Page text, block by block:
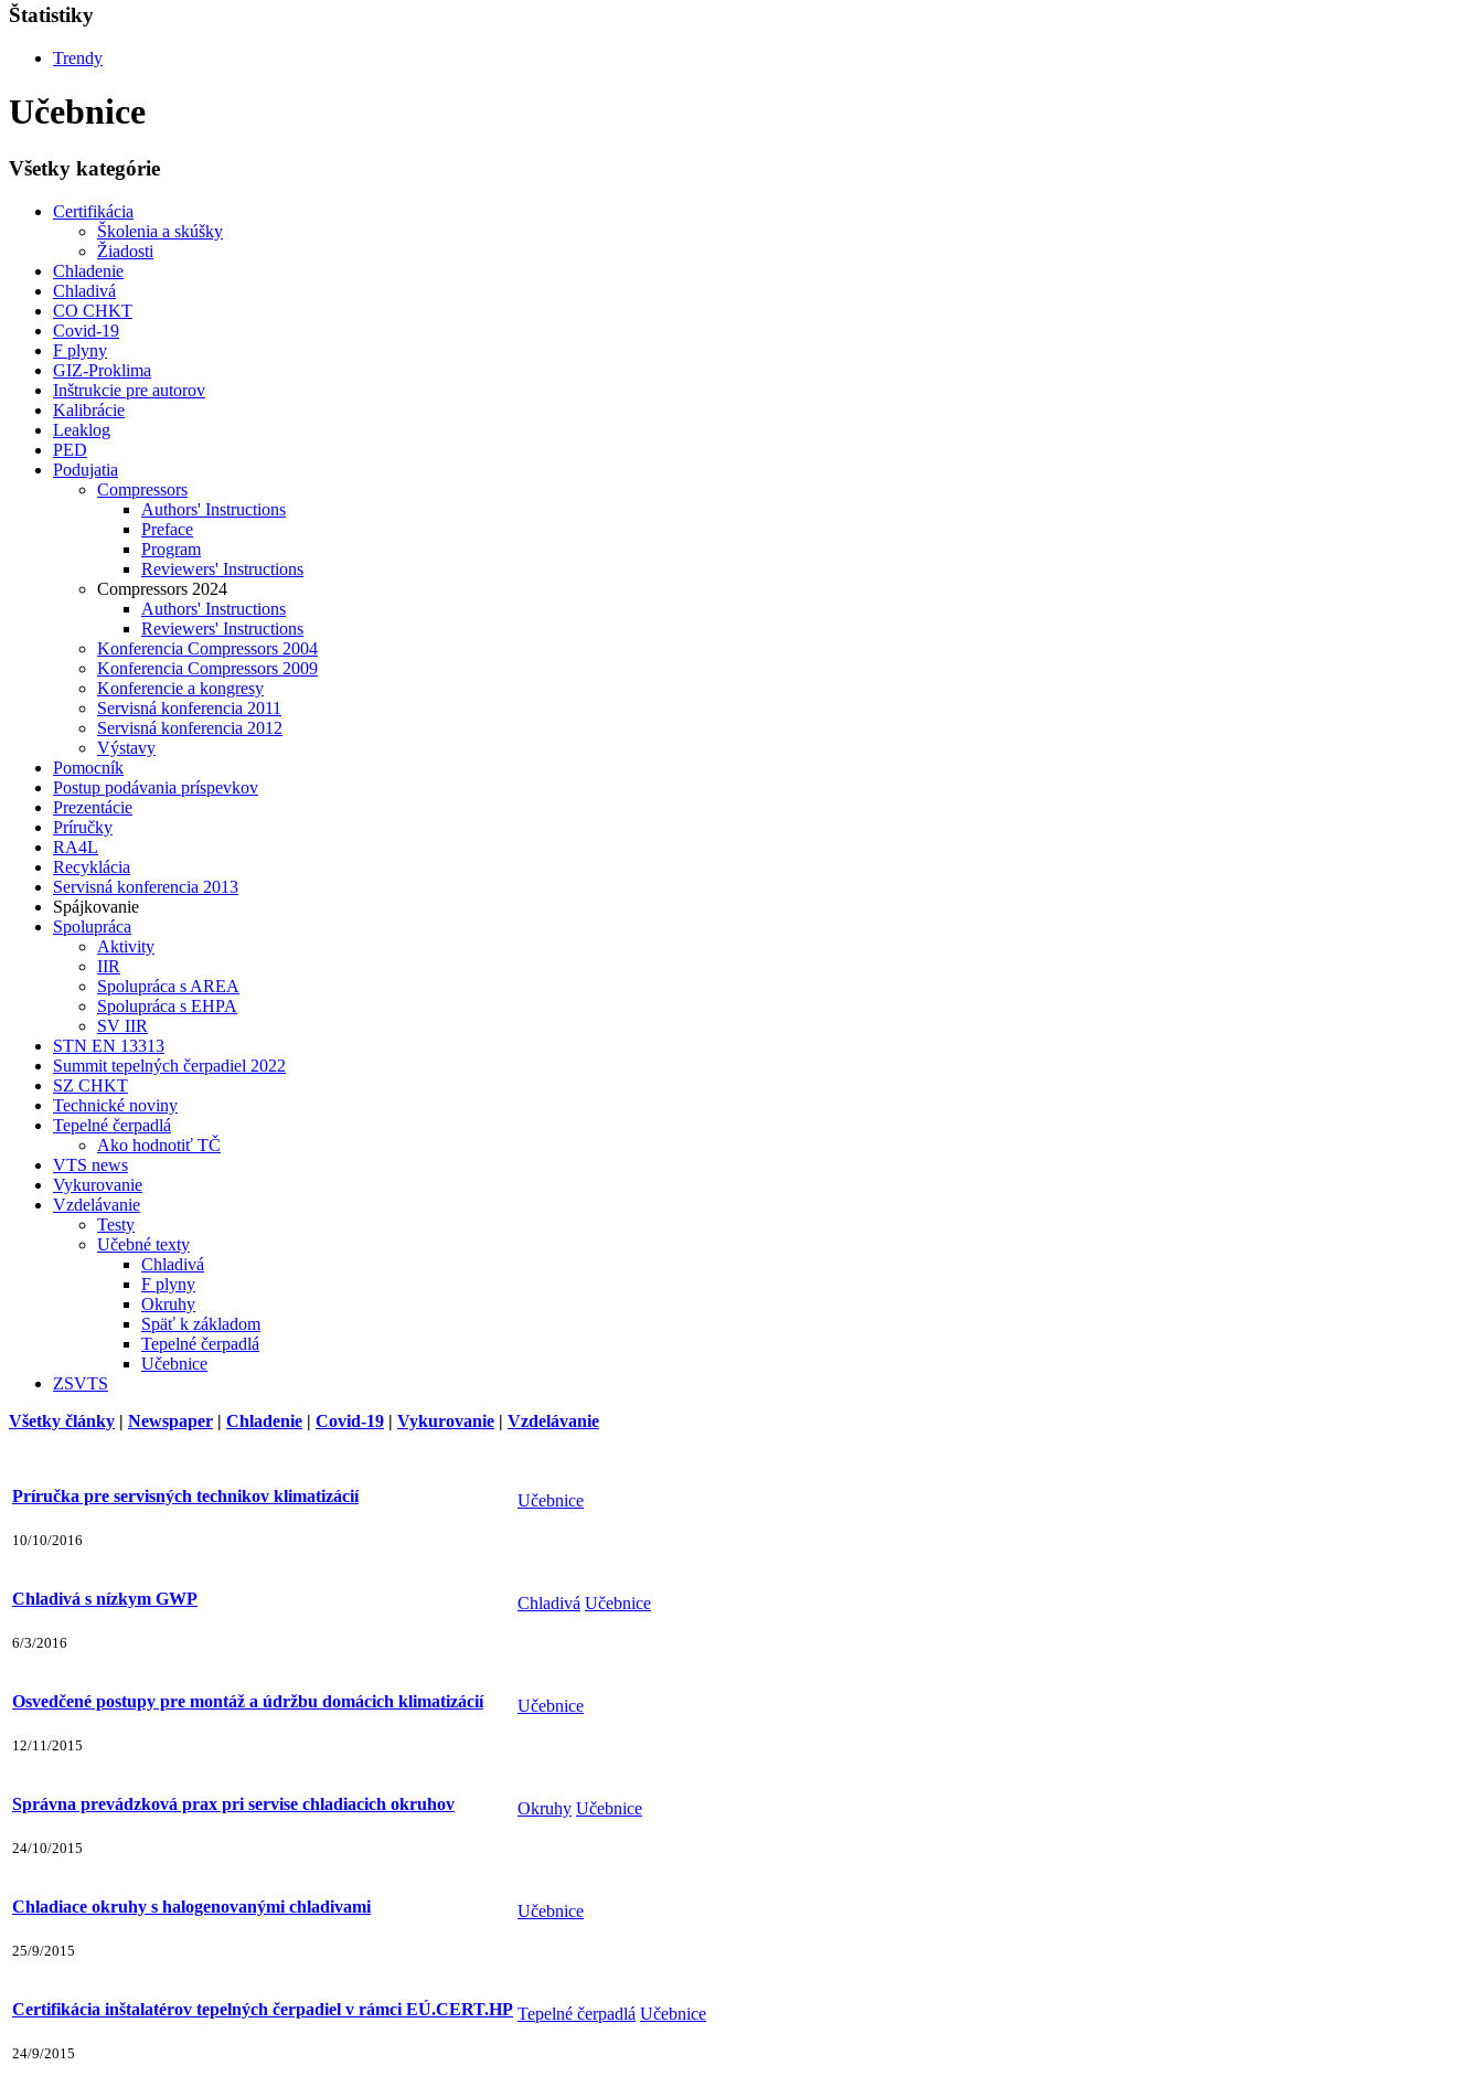
Štatistiky
Trendy
Učebnice
Všetky kategórie
Certifikácia
Školenia a skúšky
Žiadosti
Chladenie
Chladivá
CO CHKT
Covid-19
F plyny
GIZ-Proklima
Inštrukcie pre autorov
Kalibrácie
Leaklog
PED
Podujatia
Compressors
Authors' Instructions
Preface
Program
Reviewers' Instructions
Compressors 2024
Authors' Instructions
Reviewers' Instructions
Konferencia Compressors 2004
Konferencia Compressors 2009
Konferencie a kongresy
Servisná konferencia 2011
Servisná konferencia 2012
Výstavy
Pomocník
Postup podávania príspevkov
Prezentácie
Príručky
RA4L
Recyklácia
Servisná konferencia 2013
Spájkovanie
Spolupráca
Aktivity
IIR
Spolupráca s AREA
Spolupráca s EHPA
SV IIR
STN EN 13313
Summit tepelných čerpadiel 2022
SZ CHKT
Technické noviny
Tepelné čerpadlá
Ako hodnotiť TČ
VTS news
Vykurovanie
Vzdelávanie
Testy
Učebné texty
Chladivá
F plyny
Okruhy
Späť k základom
Tepelné čerpadlá
Učebnice
ZSVTS
Všetky články | Newspaper | Chladenie | Covid-19 | Vykurovanie | Vzdelávanie
Príručka pre servisných technikov klimatizácií
10/10/2016
Učebnice
Chladivá s nízkym GWP
6/3/2016
Chladivá Učebnice
Osvedčené postupy pre montáž a údržbu domácich klimatizácií
12/11/2015
Učebnice
Správna prevádzková prax pri servise chladiacich okruhov
24/10/2015
Okruhy Učebnice
Chladiace okruhy s halogenovanými chladivami
25/9/2015
Učebnice
Certifikácia inštalatérov tepelných čerpadiel v rámci EÚ.CERT.HP
24/9/2015
Tepelné čerpadlá Učebnice